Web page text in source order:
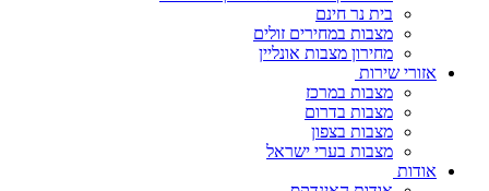
בית נר חינם
מצבות במחירים זולים
מחירון מצבות אונליין
אזורי שירות
מצבות במרכז
מצבות בדרום
מצבות בצפון
מצבות בערי ישראל
אודות